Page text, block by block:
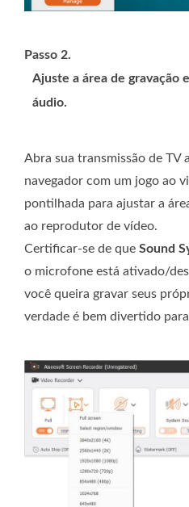
Passo 2.
Ajuste a área de gravação
áudio.
Abra sua transmissão de TV
navegador com um jogo ao
pontilhada para ajustar a
ao reprodutor de vídeo.
Certificar-se de que Sound
o microfone está ativado/
você queira gravar seus
verdade é bem divertido